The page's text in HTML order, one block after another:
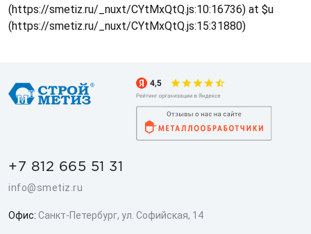
(https://smetiz.ru/_nuxt/CYtMxQtQ.js:10:16736) at $u
(https://smetiz.ru/_nuxt/CYtMxQtQ.js:15:31880)
+7 812 665 51 31
info@smetiz.ru
Офис: Санкт-Петербург, ул. Софийская, 14